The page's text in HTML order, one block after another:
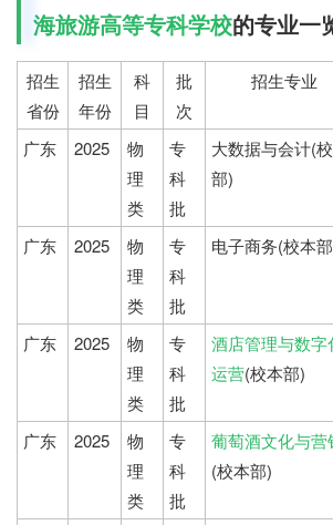
海旅游高等专科学校的专业一
招生
省份
招生
年份
科
目
批
次
招生专业
广东
2025
物
理
类
专
科
批
大数据与会计(
部)
广东 2025
物
理
类
专
科
批
电子商务(校本
广东 2025
物
理
类
专
科
批
酒店管理与数字
运营(校本部)
广东 2025
物
理
类
专
科
批
葡萄酒文化与营
(校本部)